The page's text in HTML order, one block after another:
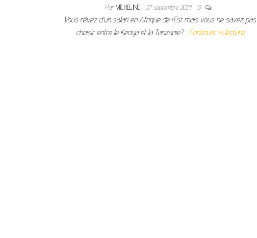
ParMICHELINE 27 septembre 2024 0
Vous rêvez d’un safari en Afrique de l’Est mais vous ne savez pas
choisir entre le Kenya et la Tanzanie?… Continuer la lecture